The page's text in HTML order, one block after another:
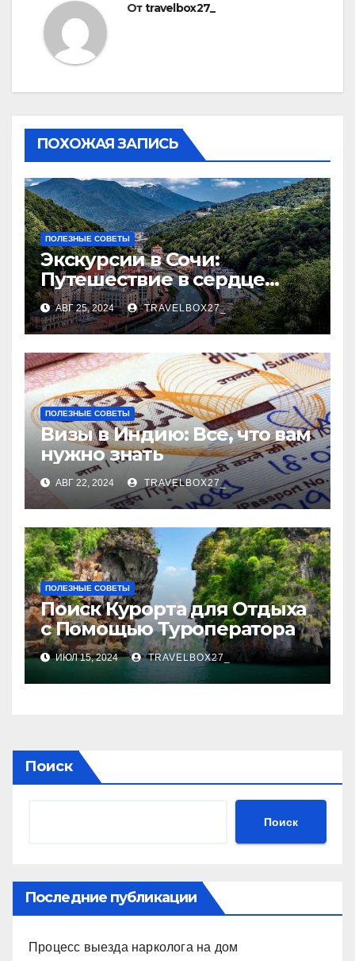
Отtravelbox27_
ПОХОЖАЯ ЗАПИСЬ
ПОЛЕЗНЫЕ СОВЕТЫ
Экскурсии в Сочи:
Путешествие в сердце
Черноморского курорта
АВГ 25, 2024 TRAVELBOX27_
ПОЛЕЗНЫЕ СОВЕТЫ
Визы в Индию: Все, что вам
нужно знать
АВГ 22, 2024 TRAVELBOX27_
ПОЛЕЗНЫЕ СОВЕТЫ
Поиск Курорта для Отдыха
с Помощью Туроператора
ИЮЛ 15, 2024 TRAVELBOX27_
Поиск
Поиск
Последние публикации
Процесс выезда нарколога на дом